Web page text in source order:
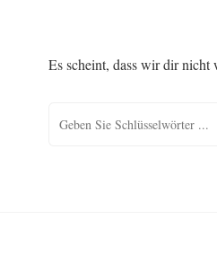
Es scheint, dass wir dir